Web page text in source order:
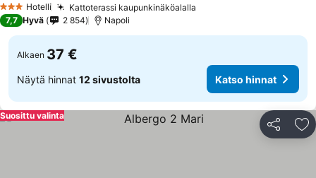
3 Tähtiluokitus
Hotelli Kattoterassi kaupunkinäköalalla
7,7 Hyvä 2 854 Napoli
Alkaen 37 €
Näytä hinnat 12 sivustolta Katso hinnat
Jaa
Suosittu valinta